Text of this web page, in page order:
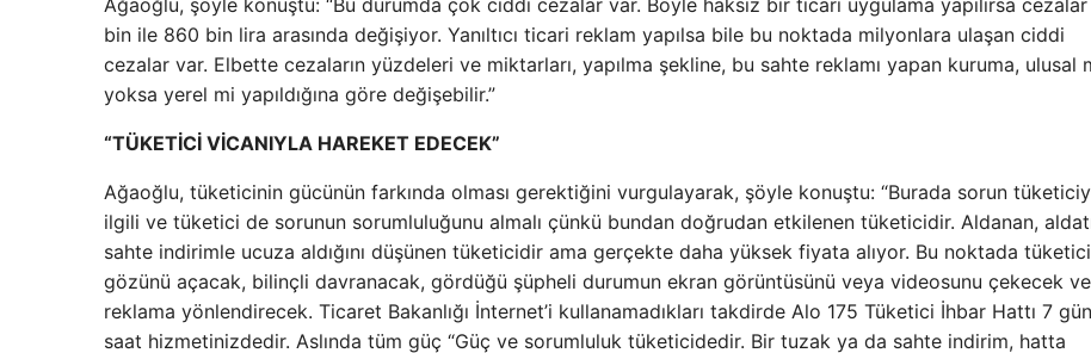
bin ile 860 bin lira arasında değişiyor. Yanıltıcı ticari reklam yapılsa bile bu noktada milyonlara ulaşan ciddi
cezalar var. Elbette cezaların yüzdeleri ve miktarları, yapılma şekline, bu sahte reklamı yapan kuruma, ulusal
yoksa yerel mi yapıldığına göre değişebilir.”
“TÜKETİCİ VİCANIYLA HAREKET EDECEK”
Ağaoğlu, tüketicinin gücünün farkında olması gerektiğini vurgulayarak, şöyle konuştu: “Burada sorun
ilgili ve tüketici de sorunun sorumluluğunu almalı çünkü bundan doğrudan etkilenen tüketicidir. Aldanan,
sahte indirimle ucuza aldığını düşünen tüketicidir ama gerçekte daha yüksek fiyata alıyor. Bu noktada tüketici
gözünü açacak, bilinçli davranacak, gördüğü şüpheli durumun ekran görüntüsünü veya videosunu çekecek ve
reklama yönlendirecek. Ticaret Bakanlığı İnternet’i kullanamadıkları takdirde Alo 175 Tüketici İhbar Hattı 7
saat hizmetinizdedir. Aslında tüm güç “Güç ve sorumluluk tüketicidedir. Bir tuzak ya da sahte indirim, hatta